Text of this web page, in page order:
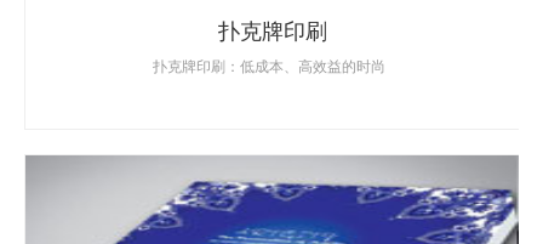
扑克牌印刷
扑克牌印刷：低成本、高效益的时尚